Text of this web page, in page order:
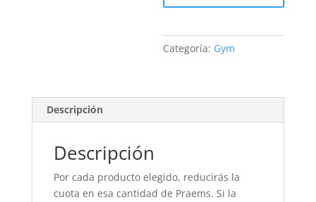
Categoría: Gym
Descripción
Descripción
Por cada producto elegido, reducirás la
cuota en esa cantidad de Praems. Si la